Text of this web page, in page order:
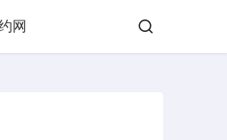
网